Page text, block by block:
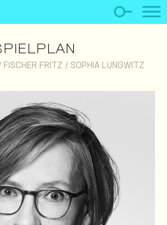
FISCHER FRITZ / SOPHIA LUNGWITZ